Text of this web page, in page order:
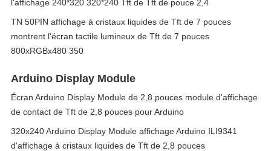
l'affichage 240*320 320*240 Tft de Tft de pouce 2,4
TN 50PIN affichage à cristaux liquides de Tft de 7 pouces
montrent l'écran tactile lumineux de Tft de 7 pouces
800xRGBx480 350
Arduino Display Module
Écran Arduino Display Module de 2,8 pouces module d'affichage
de contact de Tft de 2,8 pouces pour Arduino
320x240 Arduino Display Module affichage Arduino ILI9341
d'affichage à cristaux liquides de Tft de 2,8 pouces